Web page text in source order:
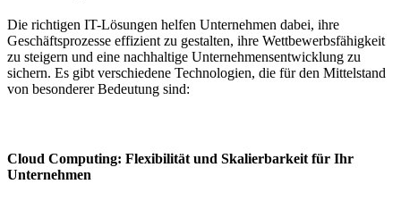
Die richtigen IT-Lösungen helfen Unternehmen dabei, ihre
Geschäftsprozesse effizient zu gestalten, ihre Wettbewerbsfähigkeit
zu steigern und eine nachhaltige Unternehmensentwicklung zu
sichern. Es gibt verschiedene Technologien, die für den Mittelstand
von besonderer Bedeutung sind:
Cloud Computing: Flexibilität und Skalierbarkeit für Ihr
Unternehmen